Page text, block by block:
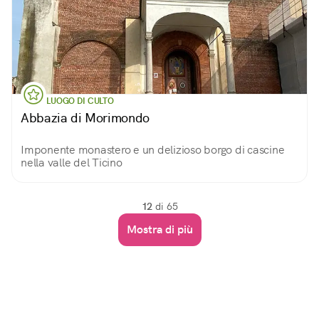
LUOGO DI CULTO
Abbazia di Morimondo
Imponente monastero e un delizioso borgo di cascine
nella valle del Ticino
12 di 65
Mostra di più